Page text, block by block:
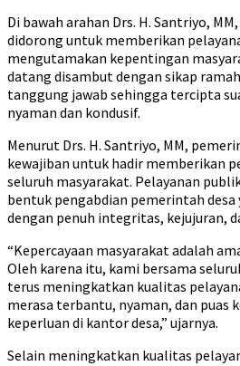
Di bawah arahan Drs. H. Santriyo,
didorong untuk memberikan
mengutamakan kepentingan
datang disambut dengan sikap
tanggung jawab sehingga tercipta
nyaman dan kondusif.
Menurut Drs. H. Santriyo, MM,
kewajiban untuk hadir memberikan
seluruh masyarakat. Pelayanan
bentuk pengabdian pemerintah desa
dengan penuh integritas, kejujuran,
“Kepercayaan masyarakat adalah
Oleh karena itu, kami bersama
terus meningkatkan kualitas
merasa terbantu, nyaman, dan puas
keperluan di kantor desa,” ujarnya.
Selain meningkatkan kualitas